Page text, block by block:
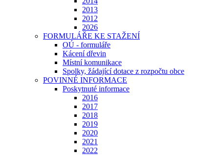
2013
2012
2026
FORMULÁŘE KE STAŽENÍ
OÚ - formuláře
Kácení dřevin
Místní komunikace
Spolky, žádající dotace z rozpočtu obce
POVINNÉ INFORMACE
Poskytnuté informace
2016
2017
2018
2019
2020
2021
2022